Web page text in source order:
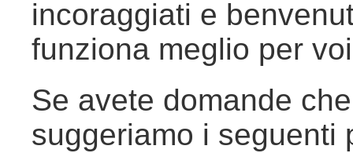
incoraggiati e
funziona meglio per
Se avete domande
suggeriamo i seguenti